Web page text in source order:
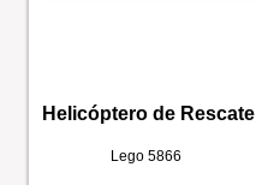
Helicóptero de Rescate
Lego 5866